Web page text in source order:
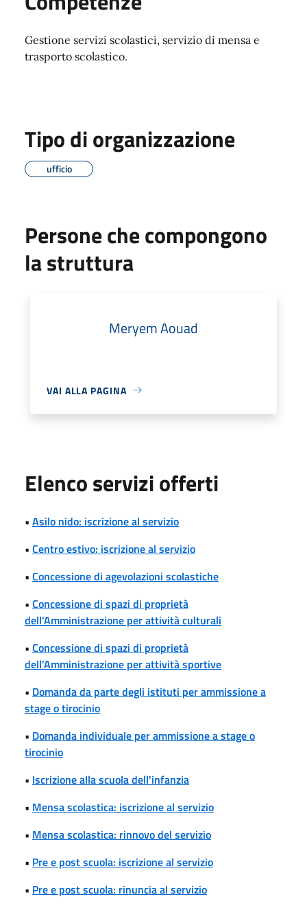
Gestione servizi scolastici, servizio di mensa e
trasporto scolastico.
Tipo di organizzazione
ufficio
Persone che compongono
la struttura
Meryem Aouad
VAI ALLA PAGINA
Elenco servizi offerti
• Asilo nido: iscrizione al servizio
• Centro estivo: iscrizione al servizio
• Concessione di agevolazioni scolastiche
• Concessione di spazi di proprietà
dell'Amministrazione per attività culturali
• Concessione di spazi di proprietà
dell'Amministrazione per attività sportive
• Domanda da parte degli istituti per ammissione a
stage o tirocinio
• Domanda individuale per ammissione a stage o
tirocinio
• Iscrizione alla scuola dell'infanzia
• Mensa scolastica: iscrizione al servizio
• Mensa scolastica: rinnovo del servizio
• Pre e post scuola: iscrizione al servizio
• Pre e post scuola: rinuncia al servizio